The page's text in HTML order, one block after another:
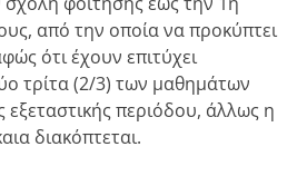
από την οποία να προκύπτει
ότι έχουν επιτύχει
τρίτα (2/3) των μαθημάτων
περιόδου, άλλως η
διακόπτεται.